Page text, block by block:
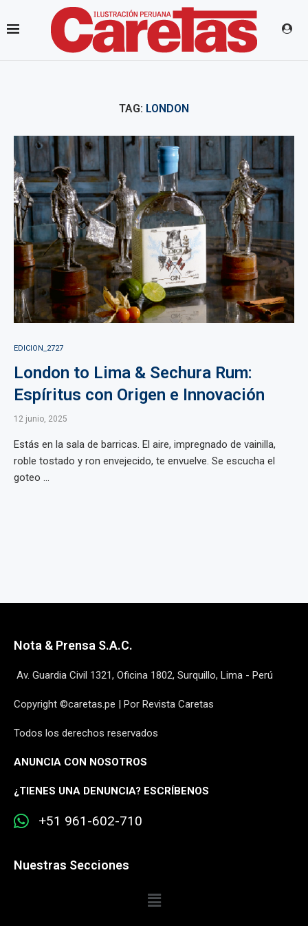
TAG: LONDON
EDICION_2727
London to Lima & Sechura Rum:
Espíritus con Origen e Innovación
12 junio, 2025
Estás en la sala de barricas. El aire, impregnado de vainilla,
roble tostado y ron envejecido, te envuelve. Se escucha el
goteo ...
Nota & Prensa S.A.C.
Av. Guardia Civil 1321, Oficina 1802, Surquillo, Lima - Perú
Copyright ©caretas.pe | Por Revista Caretas
Todos los derechos reservados
ANUNCIA CON NOSOTROS
¿TIENES UNA DENUNCIA? ESCRÍBENOS
+51 961-602-710
Nuestras Secciones